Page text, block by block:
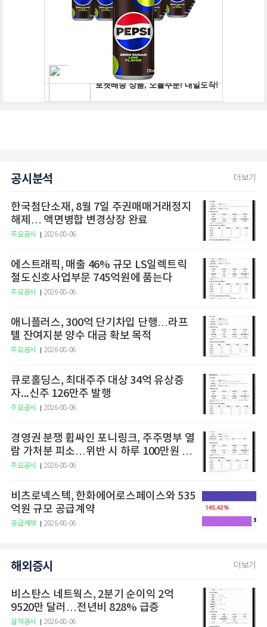
공시분석 더보기
한국첨단소재, 8월 7일 주권매매거래정지
해제… 액면병합 변경상장 완료
주요공시 2026-08-06
에스트래픽, 매출 46% 규모 LS일렉트릭
철도신호사업부문 745억원에 품는다
주요공시 2026-08-06
애니플러스, 300억 단기차입 단행…라프
텔 잔여지분 양수 대금 확보 목적
주요공시 2026-08-06
큐로홀딩스, 최대주주 대상 34억 유상증
자...신주 126만주 발행
주요공시 2026-08-06
경영권 분쟁 휩싸인 포니링크, 주주명부 열
람 가처분 피소…위반 시 하루 100만원 청
구
주요공시 2026-08-06
비츠로넥스텍, 한화에어로스페이스와 535
억원 규모 공급계약
공급계약 2026-08-06
해외증시 더보기
비스탄스 네트웍스, 2분기 순이익 2억
9520만 달러…전년비 828% 급증
실적공시 2026-08-06